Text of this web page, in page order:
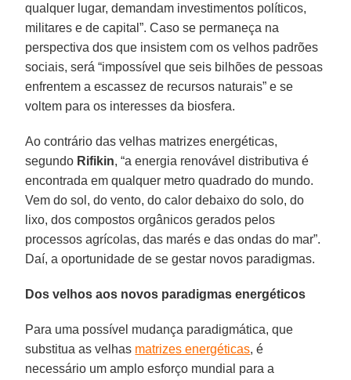
qualquer lugar, demandam investimentos políticos,
militares e de capital”. Caso se permaneça na
perspectiva dos que insistem com os velhos padrões
sociais, será “impossível que seis bilhões de pessoas
enfrentem a escassez de recursos naturais” e se
voltem para os interesses da biosfera.
Ao contrário das velhas matrizes energéticas,
segundo Rifikin, “a energia renovável distributiva é
encontrada em qualquer metro quadrado do mundo.
Vem do sol, do vento, do calor debaixo do solo, do
lixo, dos compostos orgânicos gerados pelos
processos agrícolas, das marés e das ondas do mar”.
Daí, a oportunidade de se gestar novos paradigmas.
Dos velhos aos novos paradigmas energéticos
Para uma possível mudança paradigmática, que
substitua as velhas matrizes energéticas, é
necessário um amplo esforço mundial para a